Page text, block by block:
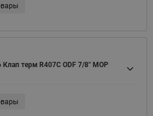
Клап терм R407С ODF 7/8" MOP